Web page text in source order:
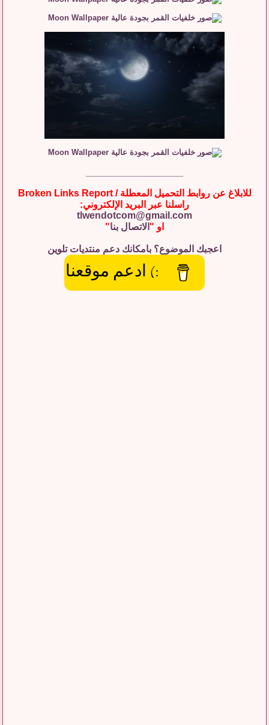
للابلاغ عن روابط التحميل المعطلة / Broken Links Report
راسلنا عبر البريد الإلكتروني:
tlwendotcom@gmail.com
او " الاتصال بنا"
اعجبك الموضوع؟ بامكانك دعم منتديات تلوين
:) ادعم موقعنا